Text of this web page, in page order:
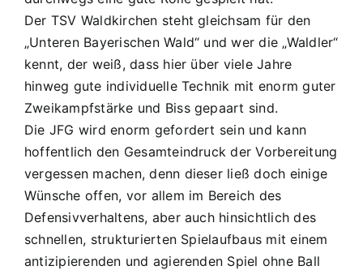
Der TSV Waldkirchen steht gleichsam für den
„Unteren Bayerischen Wald“ und wer die „Waldler“
kennt, der weiß, dass hier über viele Jahre
hinweg gute individuelle Technik mit enorm guter
Zweikampfstärke und Biss gepaart sind.
Die JFG wird enorm gefordert sein und kann
hoffentlich den Gesamteindruck der Vorbereitung
vergessen machen, denn dieser ließ doch einige
Wünsche offen, vor allem im Bereich des
Defensivverhaltens, aber auch hinsichtlich des
schnellen, strukturierten Spielaufbaus mit einem
antizipierenden und agierenden Spiel ohne Ball